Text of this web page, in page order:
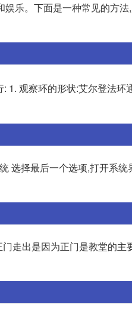
乐。下面是一种常见的方
1. 观察环的形状:艾尔登法
选择最后一个选项,打开系
走出是因为正门是教堂的